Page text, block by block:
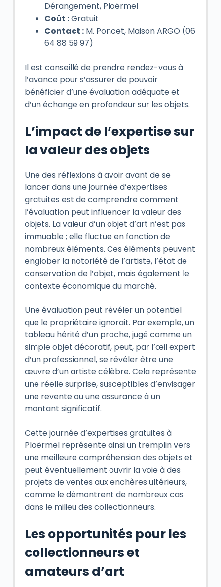
Dérangement, Ploërmel
Coût :Gratuit
Contact :M. Poncet, Maison ARGO (06
64 88 59 97)
Il est conseillé de prendre rendez-vous à
l’avance pour s’assurer de pouvoir
bénéficier d’une évaluation adéquate et
d’un échange en profondeur sur les objets.
L’impact de l’expertise sur
la valeur des objets
Une des réflexions à avoir avant de se
lancer dans une journée d’expertises
gratuites est de comprendre comment
l’évaluation peut influencer la valeur des
objets. La valeur d’un objet d’art n’est pas
immuable ; elle fluctue en fonction de
nombreux éléments. Ces éléments peuvent
englober la notoriété de l’artiste, l’état de
conservation de l’objet, mais également le
contexte économique du marché.
Une évaluation peut révéler un potentiel
que le propriétaire ignorait. Par exemple, un
tableau hérité d’un proche, jugé comme un
simple objet décoratif, peut, par l’œil expert
d’un professionnel, se révéler être une
œuvre d’un artiste célèbre. Cela représente
une réelle surprise, susceptibles d’envisager
une revente ou une assurance à un
montant significatif.
Cette journée d’expertises gratuites à
Ploërmel représente ainsi un tremplin vers
une meilleure compréhension des objets et
peut éventuellement ouvrir la voie à des
projets de ventes aux enchères ultérieurs,
comme le démontrent de nombreux cas
dans le milieu des collectionneurs.
Les opportunités pour les
collectionneurs et
amateurs d’art